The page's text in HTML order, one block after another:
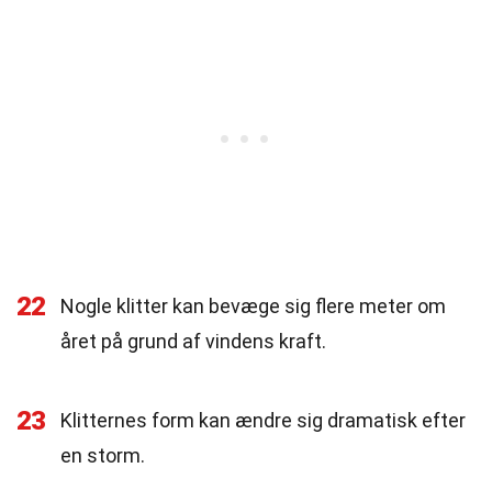
22
Nogle klitter kan bevæge sig flere meter om
året på grund af vindens kraft.
23
Klitternes form kan ændre sig dramatisk efter
en storm.